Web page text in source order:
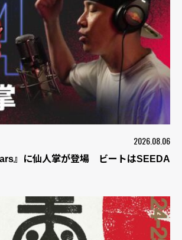
2026.08.06
』に仙人掌が登場 ビートはSEEDA